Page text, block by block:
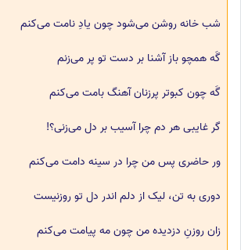
شب خانه روشن می‌شود چون یادِ نامت می‌کنم
گَه همچو باز آشنا بر دست تو پر می‌زنم
گَه چون کبوتر پرزنان آهنگ بامت می‌کنم
گر غایبی هر دم چرا آسیب بر دل می‌زنی؟!
ور حاضری پس من چرا در سینه دامت می‌کنم
دوری به تن، لیک از دلم اندر دل تو روزنیست
زان روزنِ دزدیده من چون مه پیامت می‌کنم